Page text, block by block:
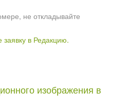
не откладывайте
заявку в Редакцию.
изображения в